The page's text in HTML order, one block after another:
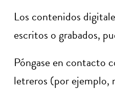
Los contenidos
escritos o grabados,
Póngase en contacto
letreros (por ejemplo,